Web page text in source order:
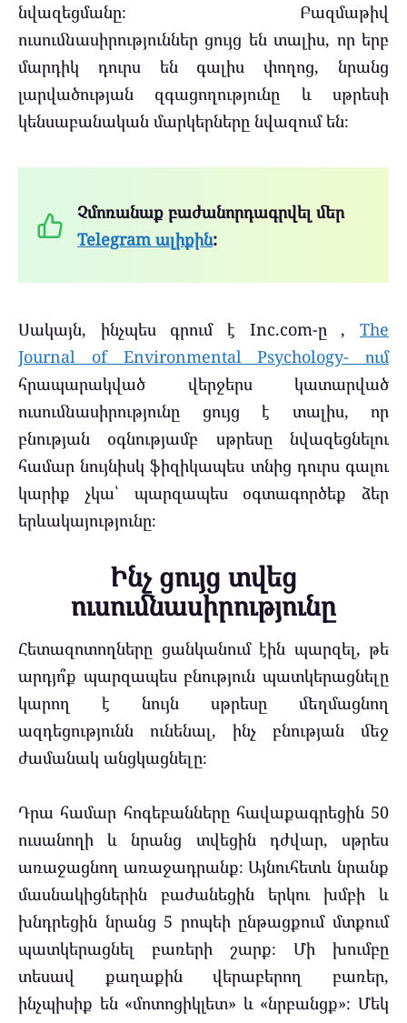
նվազեցմանը։ Բազմաթիվ
ուսումնասիրություններ ցույց են տալիս, որ երբ
մարդիկ դուրս են գալիս փողոց, նրանց
լարվածության զգացողությունը և սթրեսի
կենսաբանական մարկերները նվազում են։
Չմոռանաք բաժանորդագրվել մեր
Telegram ալիքին:
Սակայն, ինչպես գրում է Inc.com-ը , The
Journal of Environmental Psychology- ում
հրապարակված վերջերս կատարված
ուսումնասիրությունը ցույց է տալիս, որ
բնության օգնությամբ սթրեսը նվազեցնելու
համար նույնիսկ ֆիզիկապես տնից դուրս գալու
կարիք չկա՝ պարզապես օգտագործեք ձեր
երևակայությունը։
Ինչ ցույց տվեց
ուսումնասիրությունը
Հետազոտողները ցանկանում էին պարզել, թե
արդյո՞ք պարզապես բնություն պատկերացնելը
կարող է նույն սթրեսը մեղմացնող
ազդեցությունն ունենալ, ինչ բնության մեջ
ժամանակ անցկացնելը։
Դրա համար հոգեբանները հավաքագրեցին 50
ուսանողի և նրանց տվեցին դժվար, սթրես
առաջացնող առաջադրանք։ Այնուհետև նրանք
մասնակիցներին բաժանեցին երկու խմբի և
խնդրեցին նրանց 5 րոպեի ընթացքում մտքում
պատկերացնել բառերի շարք։ Մի խումբը
տեսավ քաղաքին վերաբերող բառեր,
ինչպիսիք են «մոտոցիկլետ» և «նրբանցք»։ Մեկ